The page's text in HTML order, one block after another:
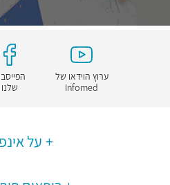
ערוץ הוידאו של
Infomed
שלנו
על